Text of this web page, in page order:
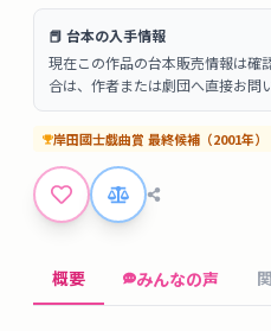
タ
ベ
ー
ス
掲
示
ツ
📕 台本の入手情報
現在この作品の台本販売情報は確
合は、作者または劇団へ直接お問
岸田國士戯曲賞 最終候補 （2001年）
概要 みんなの声